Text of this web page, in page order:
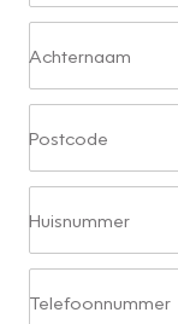
Achternaam
Postcode
Huisnummer
Telefoonnummer